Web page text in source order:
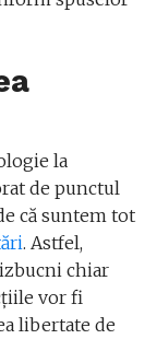
la
de punctul
că suntem tot
. Astfel,
chiar
vor fi
libertate de